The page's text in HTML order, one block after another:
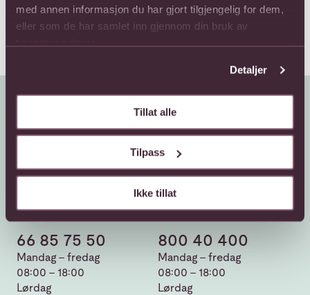
med annen informasjon du har gjort tilgjengelig for dem,
eller som de har samlet inn gjennom din bruk av
Detaljer
Tillat alle
Tilpass
Ikke tillat
Kundeservice
66 85 75 50
Mandag - fredag
08:00 - 18:00
Lørdag
800 40 400
Mandag - fredag
08:00 - 18:00
Lørdag